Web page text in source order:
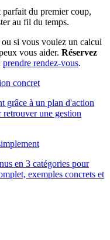
du premier coup,
au fil du temps.
si vous voulez un calcul
vous aider. Réservez
prendre rendez-vous.
concret
grâce à un plan d'action
retrouver une gestion
en 3 catégories pour
exemples concrets et